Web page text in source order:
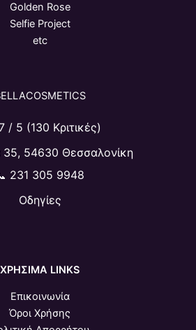
Golden Rose
Selfie Project
etc
/ 5 (130 Κριτικές)
35, 54630 Θεσσαλονίκη
231 305 9948
Οδηγίες
ΧΡΗΣΙΜΑ LINKS
Επικοινωνία
Όροι Χρήσης